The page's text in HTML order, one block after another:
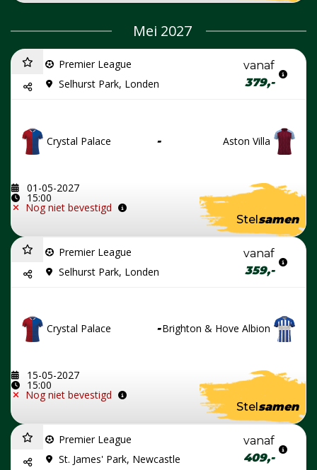
Mei 2027
Premier League
Selhurst Park, Londen
vanaf
379,-
Crystal Palace - Aston Villa
01-05-2027
15:00
Nog niet bevestigd
Stelsamen
Premier League
Selhurst Park, Londen
vanaf
359,-
Crystal Palace -Brighton & Hove Albion
15-05-2027
15:00
Nog niet bevestigd
Stelsamen
Premier League
St. James' Park, Newcastle
vanaf
409,-